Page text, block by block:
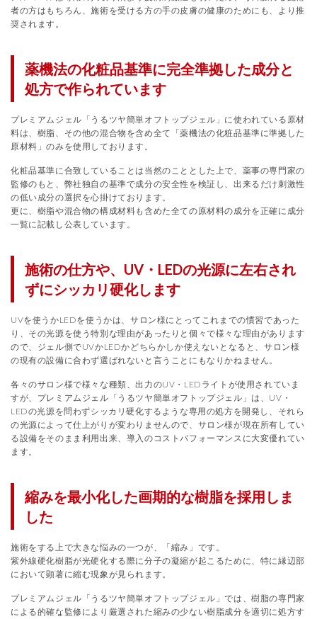
者の方はもちろん、施術を受ける方の手の皮膚の健康のためにも、より推
奨されます。
薬機法の化粧品基準に完全準拠した成分と
処方で作られています
プレミアムジェル「うるツヤ簡単オフトップジェル」に使われている原材
料は、樹脂、その他の混合物を含め全て「薬機法の化粧品基準に準拠した
原材料」のみを使用しております。
化粧品基準に合致していることは当然のこととした上で、薬事の専門家の
監修のもと、弊社独自の基準で成分の安全性を検証し、出来るだけ刺激性
の低い成分の選択を心掛けております。
更に、樹脂や混合物の構成材料も含めた全ての原材料の成分を正確に成分
一覧に記載し公表しています。
施術の仕方や、UV・LEDの光源に左右され
ずにシッカリ硬化します
UVを使うかLEDを使うかは、サロン様にとってこれまでの慣習であった
り、その光源を使う特別な理由があったりと個々で様々な理由があります
ので、ジェル側でUVかLEDかどちらかしか使えないとなると、サロン様
の現有の設備に合わず選ばれないと言うことにもなりかねません。
各々のサロン様で様々な種類、出力のUV・LEDライトが使用されていま
すが、プレミアムジェル「うるツヤ簡単オフトップジェル」は、UV・
LEDの光源を問わずシッカリ硬化するような専用の処方を開発し、それら
の光源によって仕上がりが変わりませんので、サロン様が現在所有してい
る設備をそのまま利用出来、導入のコストパフォーマンスに大変優れてい
ます。
縮みを最小化した画期的な樹脂を採用しま
した
施術をする上で大きな悩みの一つが、「縮み」です。
紫外線硬化樹脂が光硬化する際に分子の凝縮が起こるために、特に縁辺部
において顕著に縮む現象が見られます。
プレミアムジェル「うるツヤ簡単オフトップジェル」では、樹脂の専門家
による的確な監修により厳選された縮みの少ない樹脂成分を適切に処方す